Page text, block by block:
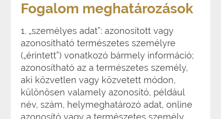
Fogalom meghatározások
1. „személyes adat”: azonosított vagy
azonosítható természetes személyre
(„érintett”) vonatkozó bármely információ;
azonosítható az a természetes személy,
aki közvetlen vagy közvetett módon,
különösen valamely azonosító, például
név, szám, helymeghatározó adat, online
azonosító vagy a természetes személy